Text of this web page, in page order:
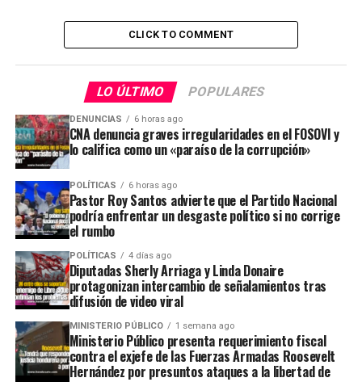
CLICK TO COMMENT
LO ÚLTIMO POPULARES
DENUNCIAS 6 horas ago
CNA denuncia graves irregularidades en el FOSOVI y
lo califica como un «paraíso de la corrupción»
POLÍTICAS 6 horas ago
Pastor Roy Santos advierte que el Partido Nacional
podría enfrentar un desgaste político si no corrige
el rumbo
POLÍTICAS 4 días ago
Diputadas Sherly Arriaga y Linda Donaire
protagonizan intercambio de señalamientos tras
difusión de video viral
MINISTERIO PÚBLICO 1 semana ago
Ministerio Público presenta requerimiento fiscal
contra el exjefe de las Fuerzas Armadas Roosevelt
Hernández por presuntos ataques a la libertad de